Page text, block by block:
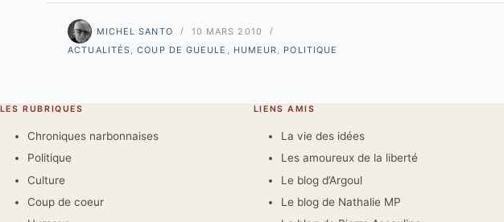
MICHEL SANTO
10 MARS 2010
ACTUALITÉS,COUP DE GUEULE , HUMEUR, POLITIQUE
LES RUBRIQUES
Chroniques narbonnaises
Politique
Culture
Coup de coeur
LIENS AMIS
La vie des idées
Les amoureux de la liberté
Le blog d’Argoul
Le blog de Nathalie MP